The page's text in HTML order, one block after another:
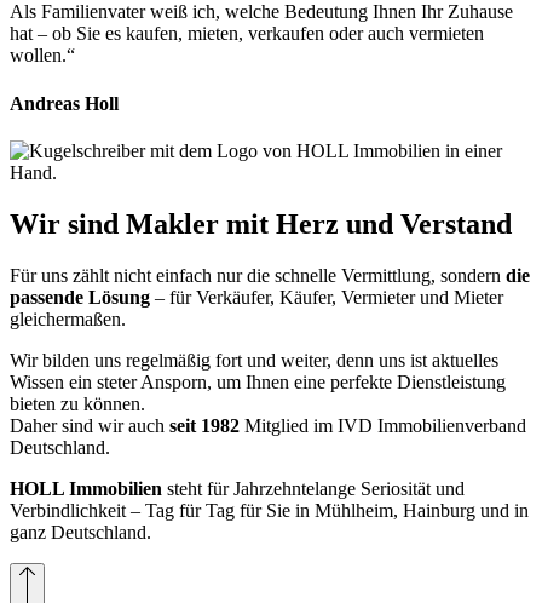
Als Familienvater weiß ich, welche Bedeutung Ihnen Ihr Zuhause
hat – ob Sie es kaufen, mieten, verkaufen oder auch vermieten
wollen.“
Andreas Holl
Wir sind Makler mit Herz und Verstand
Für uns zählt nicht einfach nur die schnelle Vermittlung, sondern die
passende Lösung – für Verkäufer, Käufer, Vermieter und Mieter
gleichermaßen.
Wir bilden uns regelmäßig fort und weiter, denn uns ist aktuelles
Wissen ein steter Ansporn, um Ihnen eine perfekte Dienstleistung
bieten zu können.
Daher sind wir auch seit 1982 Mitglied im IVD Immobilienverband
Deutschland.
HOLL Immobilien steht für Jahrzehntelange Seriosität und
Verbindlichkeit – Tag für Tag für Sie in Mühlheim, Hainburg und in
ganz Deutschland.